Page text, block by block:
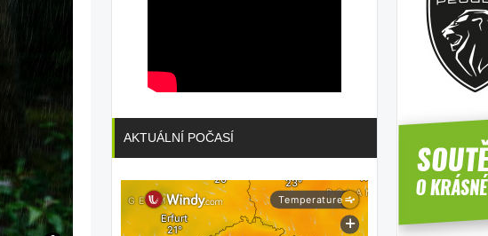
AKTUÁLNÍ POČASÍ